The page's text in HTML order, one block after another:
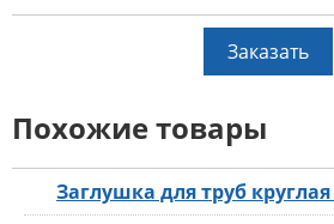
Заказать
Похожие товары
Заглушка для труб круглая